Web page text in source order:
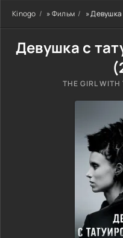
Kinogo »Фильм »
Девушка с
(
THE GIRL WITH